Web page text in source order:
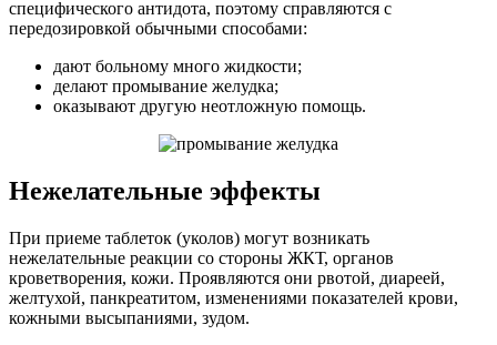
специфического антидота, поэтому справляются с
передозировкой обычными способами:
дают больному много жидкости;
делают промывание желудка;
оказывают другую неотложную помощь.
Нежелательные эффекты
При приеме таблеток (уколов) могут возникать
нежелательные реакции со стороны ЖКТ, органов
кроветворения, кожи. Проявляются они рвотой, диареей,
желтухой, панкреатитом, изменениями показателей крови,
кожными высыпаниями, зудом.